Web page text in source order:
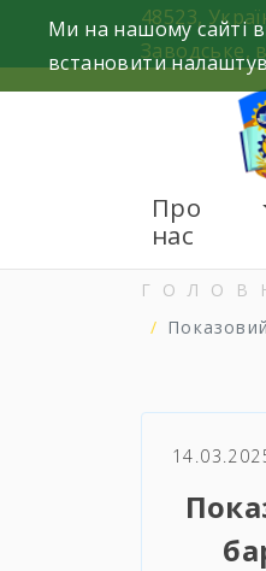
48523,
Заводське,
Про
нас
Ми на нашому сайті
встановити